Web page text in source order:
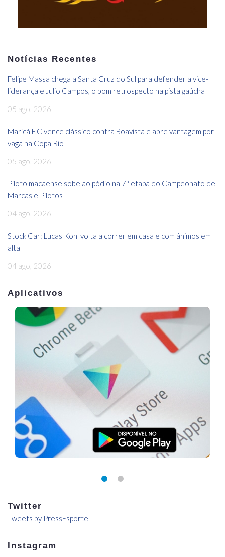
Notícias Recentes
Felipe Massa chega a Santa Cruz do Sul para defender a vice-
liderança e Julio Campos, o bom retrospecto na pista gaúcha
05 ago, 2026
Maricá F.C vence clássico contra Boavista e abre vantagem por
vaga na Copa Rio
05 ago, 2026
Piloto macaense sobe ao pódio na 7ª etapa do Campeonato de
Marcas e Pilotos
04 ago, 2026
Stock Car: Lucas Kohl volta a correr em casa e com ânimos em
alta
04 ago, 2026
Aplicativos
Twitter
Tweets by PressEsporte
Instagram